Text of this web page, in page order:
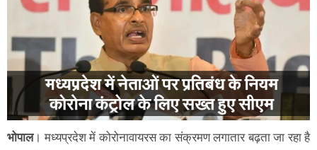
भोपाल। मध्यप्रदेश में कोरोनावायरस का संक्रमण लगातार बढ़ता जा रहा है